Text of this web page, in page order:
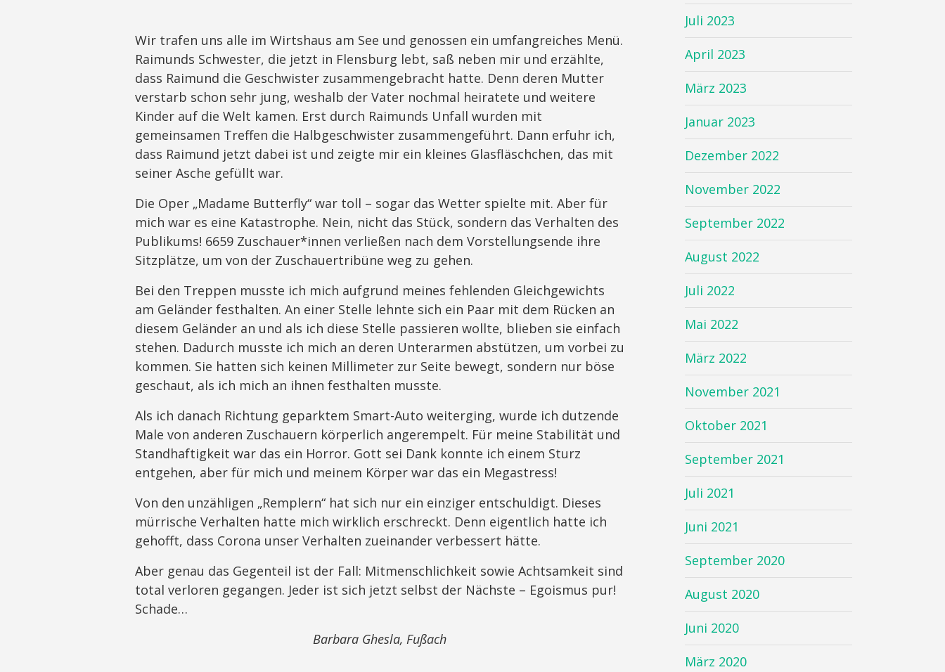
Wir trafen uns alle im Wirtshaus am See und genossen ein umfangreiches Menü.
Raimunds Schwester, die jetzt in Flensburg lebt, saß neben mir und erzählte,
dass Raimund die Geschwister zusammengebracht hatte. Denn deren Mutter
verstarb schon sehr jung, weshalb der Vater nochmal heiratete und weitere
Kinder auf die Welt kamen. Erst durch Raimunds Unfall wurden mit
gemeinsamen Treffen die Halbgeschwister zusammengeführt. Dann erfuhr ich,
dass Raimund jetzt dabei ist und zeigte mir ein kleines Glasfläschchen, das mit
seiner Asche gefüllt war.
Die Oper „Madame Butterfly“ war toll – sogar das Wetter spielte mit. Aber für
mich war es eine Katastrophe. Nein, nicht das Stück, sondern das Verhalten des
Publikums! 6659 Zuschauer*innen verließen nach dem Vorstellungsende ihre
Sitzplätze, um von der Zuschauertribüne weg zu gehen.
Bei den Treppen musste ich mich aufgrund meines fehlenden Gleichgewichts
am Geländer festhalten. An einer Stelle lehnte sich ein Paar mit dem Rücken an
diesem Geländer an und als ich diese Stelle passieren wollte, blieben sie einfach
stehen. Dadurch musste ich mich an deren Unterarmen abstützen, um vorbei zu
kommen. Sie hatten sich keinen Millimeter zur Seite bewegt, sondern nur böse
geschaut, als ich mich an ihnen festhalten musste.
Als ich danach Richtung geparktem Smart-Auto weiterging, wurde ich dutzende
Male von anderen Zuschauern körperlich angerempelt. Für meine Stabilität und
Standhaftigkeit war das ein Horror. Gott sei Dank konnte ich einem Sturz
entgehen, aber für mich und meinem Körper war das ein Megastress!
Von den unzähligen „Remplern“ hat sich nur ein einziger entschuldigt. Dieses
mürrische Verhalten hatte mich wirklich erschreckt. Denn eigentlich hatte ich
gehofft, dass Corona unser Verhalten zueinander verbessert hätte.
Aber genau das Gegenteil ist der Fall: Mitmenschlichkeit sowie Achtsamkeit sind
total verloren gegangen. Jeder ist sich jetzt selbst der Nächste – Egoismus pur!
Schade…
Barbara Ghesla, Fußach
Juli 2023
April 2023
März 2023
Januar 2023
Dezember 2022
November 2022
September 2022
August 2022
Juli 2022
Mai 2022
März 2022
November 2021
Oktober 2021
September 2021
Juli 2021
Juni 2021
September 2020
August 2020
Juni 2020
März 2020